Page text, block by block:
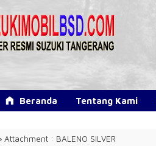
Beranda Tentang Kami
Attachment : BALENO SILVER